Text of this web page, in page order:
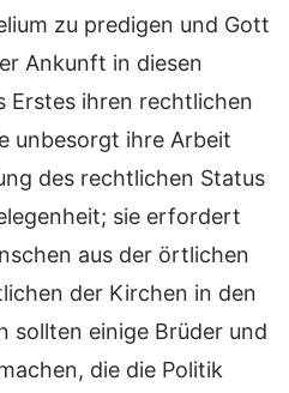
zu predigen und Gott
Ankunft in diesen
Erstes ihren rechtlichen
unbesorgt ihre Arbeit
des rechtlichen Status
sie erfordert
aus der örtlichen
der Kirchen in den
sollten einige Brüder und
die die Politik